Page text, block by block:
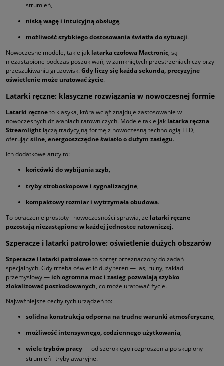
strumień,
niską wagę i intuicyjną obsługę,
możliwość szybkiego dostosowania światła do sytuacji.
Nowoczesne modele, takie jak latarka czołowa Mactronic, są
niezastąpione podczas poszukiwań, w zamkniętych przestrzeniach czy przy
przeszukiwaniu gruzowisk. Gdy liczy się każda sekunda, precyzyjne
oświetlenie może uratować życie.
Latarki ręczne: klasyczne rozwiązania w nowoczesnej formie
Latarki ręczneto klasyka, która wciąż znajduje zastosowanie w
nowoczesnych działaniach ratowniczych. Modele takie jak latarka ręczna
Streamlightłączą tradycyjną formę z nowoczesną technologią LED,
oferując silne, energooszczędne światło o dużym zasięgu.
Ich dodatkowe atuty to:
końcówki do wybijania szyb,
tryby stroboskopowe i sygnalizacyjne,
kompaktowy rozmiar i wytrzymała obudowa.
To połączenie prostoty i nowoczesności sprawia, że latarki ręczne
pozostają niezastąpione w każdej jednostce ratowniczej.
Szperacze i latarki patrolowe: oświetlenie dużych obszarów
Szperacze i latarki patroloweto sprzęt przeznaczony do zadań
specjalnych. Gdy trzeba oświetlić duży teren — las, ruiny, zakład
przemysłowy — ich ogromna moc i zasięg pozwalają szybko
zlokalizować poszkodowanych, co może uratować życie.
Najważniejsze cechy tych urządzeń to:
solidna konstrukcja odporna na trudne warunki atmosferyczne,
możliwość intensywnego, codziennego użytkowania,
wiele trybów pracy— od szerokiego rozproszenia po skupiony
strumień i tryby awaryjne.